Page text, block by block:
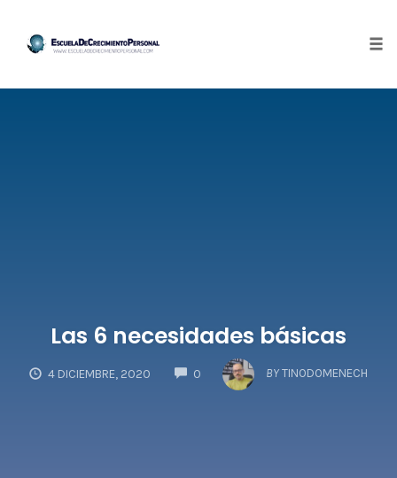
Las 6 necesidades básicas
4 DICIEMBRE, 2020 0
COMMENTS
BY TINODOMENECH